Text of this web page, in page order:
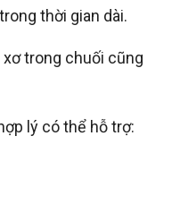
thời gian dài.
trong chuối cũng
lý có thể hỗ trợ: